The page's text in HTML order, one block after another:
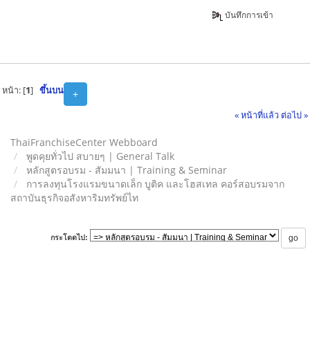
บันทึกการเข้า
+
หน้า: [1] ขึ้นบน
« หน้าที่แล้ว ต่อไป »
ThaiFranchiseCenter Webboard
พูดคุยทั่วไป สบายๆ | General Talk
หลักสูตรอบรม - สัมมนา | Training & Seminar
การลงทุนโรงแรมขนาดเล็ก บูติค และโฮสเทล คอร์สอบรมจาก
สถาบันธุรกิจอสังหาริมทรัพย์ไท
กระโดดไป: